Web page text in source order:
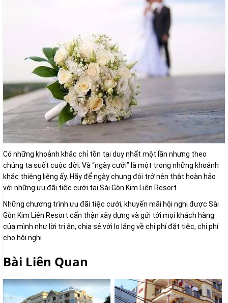
Có những khoảnh khắc chỉ tồn tại duy nhất một lần nhưng theo
chúng ta suốt cuộc đời. Và “ngày cưới” là một trong những khoảnh
khắc thiêng liêng ấy. Hãy để ngày chung đôi trở nên thật hoàn hảo
với những ưu đãi tiệc cưới tại Sài Gòn Kim Liên Resort.
Những chương trình ưu đãi tiệc cưới, khuyến mãi hội nghị được Sài
Gòn Kim Liên Resort cẩn thận xây dựng và gửi tới mọi khách hàng
của mình như lời tri ân, chia sẻ với lo lắng về chi phí đặt tiệc, chi phí
cho hội nghị.
Bài Liên Quan